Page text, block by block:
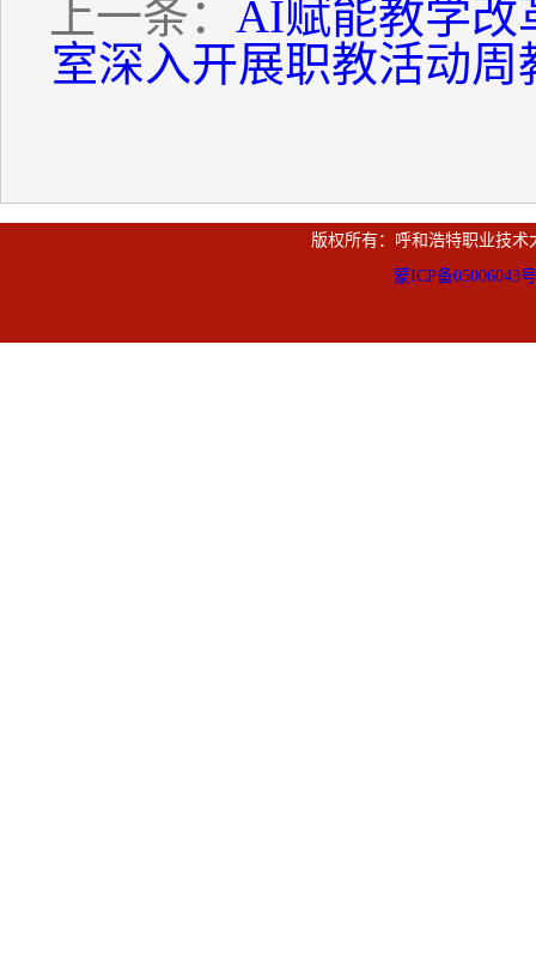
上一条： AI赋能教学
室深入开展职教活动周
版权所有：呼和浩特职业技
蒙ICP备05006043